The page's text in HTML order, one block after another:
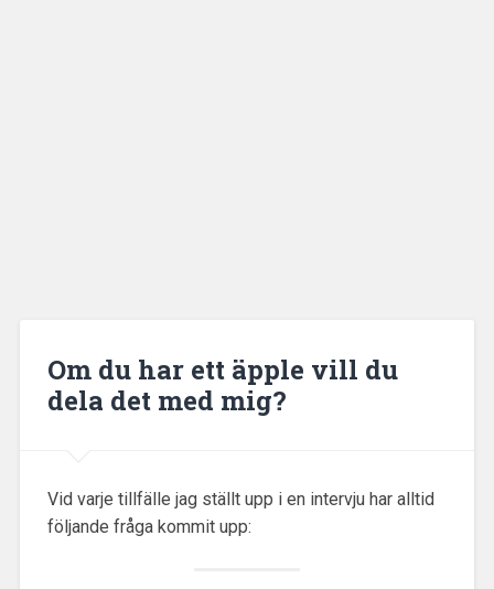
Om du har ett äpple vill du
dela det med mig?
Vid varje tillfälle jag ställt upp i en intervju har alltid
följande fråga kommit upp: